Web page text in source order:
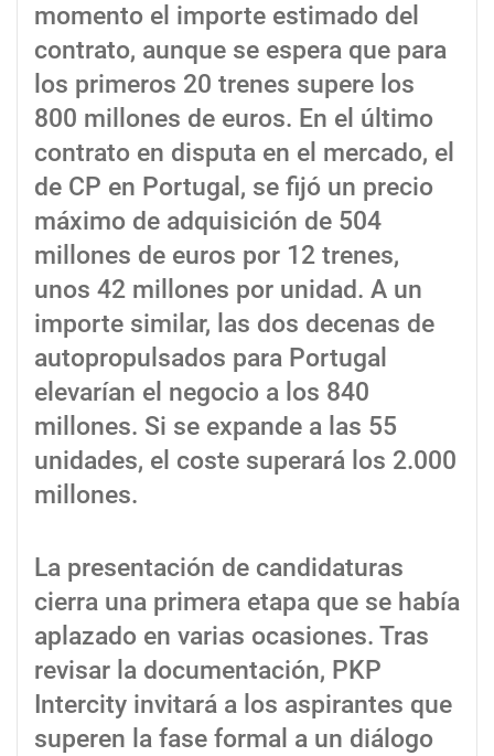
momento el importe estimado del
contrato, aunque se espera que para
los primeros 20 trenes supere los
800 millones de euros. En el último
contrato en disputa en el mercado, el
de CP en Portugal, se fijó un precio
máximo de adquisición de 504
millones de euros por 12 trenes,
unos 42 millones por unidad. A un
importe similar, las dos decenas de
autopropulsados para Portugal
elevarían el negocio a los 840
millones. Si se expande a las 55
unidades, el coste superará los 2.000
millones.
La presentación de candidaturas
cierra una primera etapa que se había
aplazado en varias ocasiones. Tras
revisar la documentación, PKP
Intercity invitará a los aspirantes que
superen la fase formal a un diálogo